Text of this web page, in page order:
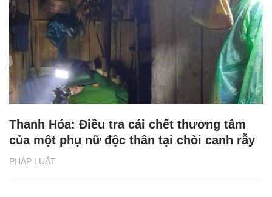
PHÁP LUẬT
Thanh Hóa: Điều tra cái chết thương tâm
của một phụ nữ độc thân tại chòi canh rẫy